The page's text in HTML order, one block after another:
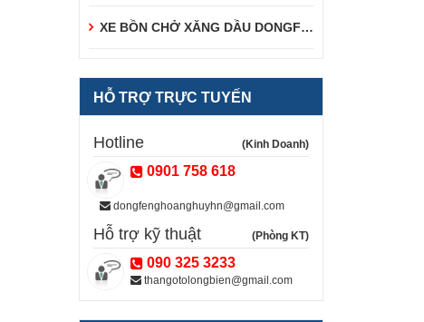
XE BỒN CHỞ XĂNG DẦU DONGFENG
HỖ TRỢ TRỰC TUYẾN
Hotline (Kinh Doanh)
0901 758 618
dongfenghoanghuyhn@gmail.com
Hỗ trợ kỹ thuật (Phòng KT)
090 325 3233
thangotolongbien@gmail.com